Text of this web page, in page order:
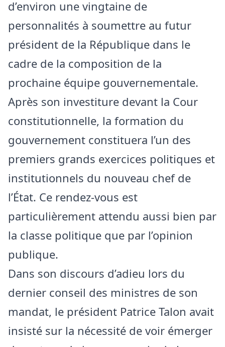
d’environ une vingtaine de
personnalités à soumettre au futur
président de la République dans le
cadre de la composition de la
prochaine équipe gouvernementale.
Après son investiture devant la Cour
constitutionnelle, la formation du
gouvernement constituera l’un des
premiers grands exercices politiques et
institutionnels du nouveau chef de
l’État. Ce rendez-vous est
particulièrement attendu aussi bien par
la classe politique que par l’opinion
publique.
Dans son discours d’adieu lors du
dernier conseil des ministres de son
mandat, le président Patrice Talon avait
insisté sur la nécessité de voir émerger